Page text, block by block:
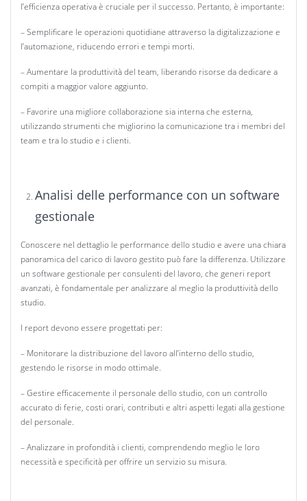
l’efficienza operativa è cruciale per il successo. Pertanto, è importante:
– Semplificare le operazioni quotidiane attraverso la digitalizzazione e
l’automazione, riducendo errori e tempi morti.
– Aumentare la produttività del team, liberando risorse da dedicare a
compiti a maggior valore aggiunto.
– Favorire una migliore collaborazione sia interna che esterna,
utilizzando strumenti che migliorino la comunicazione tra i membri del
team e tra lo studio e i clienti.
Analisi delle performance con un software
gestionale
Conoscere nel dettaglio le performance dello studio e avere una chiara
panoramica del carico di lavoro gestito può fare la differenza. Utilizzare
un software gestionale per consulenti del lavoro, che generi report
avanzati, è fondamentale per analizzare al meglio la produttività dello
studio.
I report devono essere progettati per:
– Monitorare la distribuzione del lavoro all’interno dello studio,
gestendo le risorse in modo ottimale.
– Gestire efficacemente il personale dello studio, con un controllo
accurato di ferie, costi orari, contributi e altri aspetti legati alla gestione
del personale.
– Analizzare in profondità i clienti, comprendendo meglio le loro
necessità e specificità per offrire un servizio su misura.